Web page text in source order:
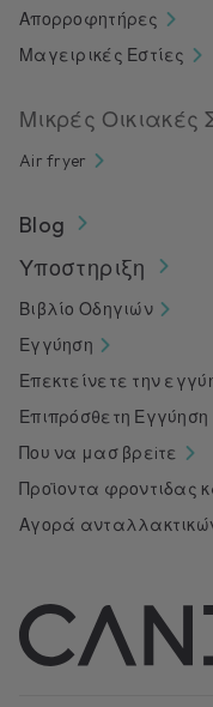
Απορροφητήρες
Μαγειρικές Εστίες
Μικρές Οικιακές
Air fryer
Blog
Υποστηριξη
Βιβλίο Οδηγιών
Εγγύηση
Επεκτείνετε την
Επιπρόσθετη Εγγύηση
Που να μασ βρεiτε
Προϊοντα φροντιδας
Αγορά